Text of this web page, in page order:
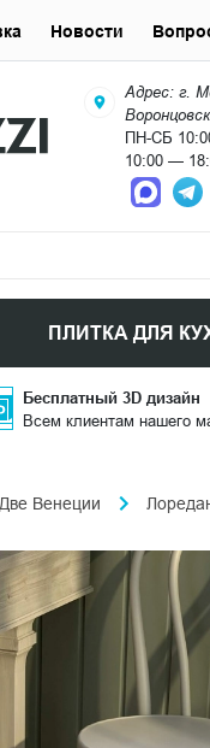
Адрес: г.
ПН-СБ
10:00 —
ПЛИТКА ДЛЯ
Новости
Бесплатный 3D дизайн
Всем клиентам нашего
Две Венеции